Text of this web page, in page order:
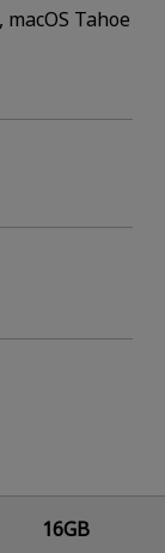
macOS Tahoe
16GB